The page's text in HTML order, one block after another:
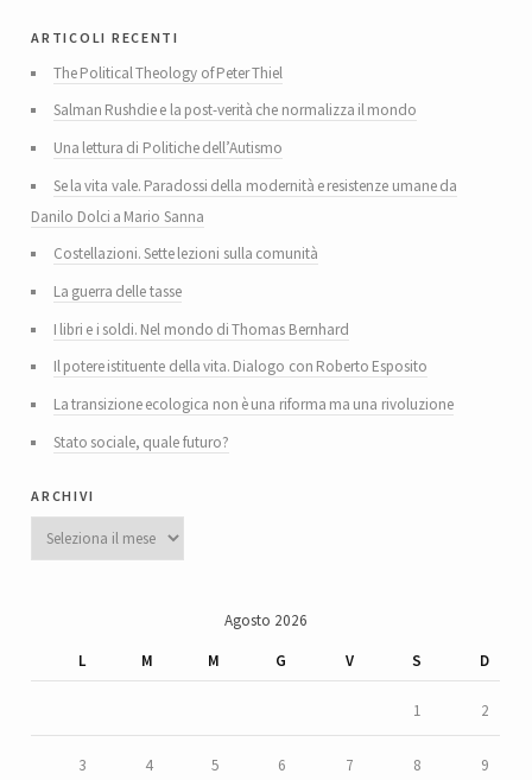
articoli recenti
The Political Theology of Peter Thiel
Salman Rushdie e la post-verità che normalizza il mondo
Una lettura di Politiche dell’Autismo
Se la vita vale. Paradossi della modernità e resistenze umane da
Danilo Dolci a Mario Sanna
Costellazioni. Sette lezioni sulla comunità
La guerra delle tasse
I libri e i soldi. Nel mondo di Thomas Bernhard
Il potere istituente della vita. Dialogo con Roberto Esposito
La transizione ecologica non è una riforma ma una rivoluzione
Stato sociale, quale futuro?
archivi
Archivi
Agosto 2026
L
M M G V S D
1 2
3 4 5 6 7 8 9